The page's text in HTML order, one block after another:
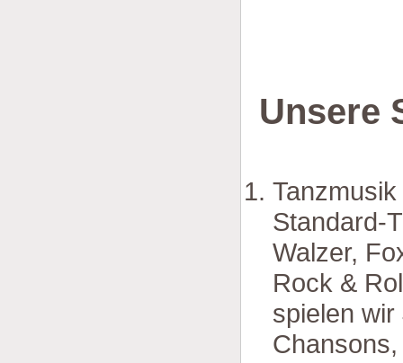
Unsere
Tanzmusik
Standard-
Walzer,
Rock &
spielen